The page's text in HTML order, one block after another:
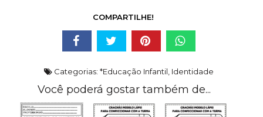
COMPARTILHE!
Categorias: *Educação Infantil Identidade
Você poderá gostar também de...